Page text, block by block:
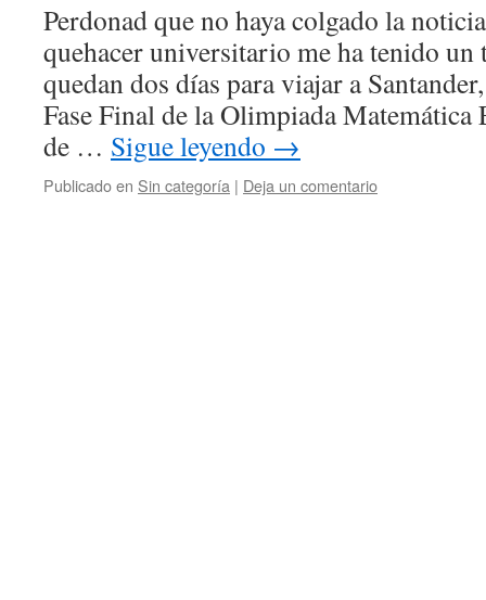
Perdonad que no haya colgado la
quehacer universitario me ha tenido
quedan dos días para viajar a
Fase Final de la Olimpiada Matemática
de … Sigue leyendo →
Publicado en Sin categoría | Deja un comentario